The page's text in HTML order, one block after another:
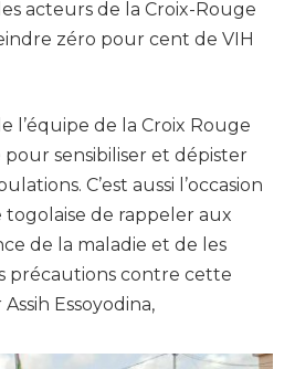
acteurs de la Croix-Rouge
zéro pour cent de VIH
l’équipe de la Croix Rouge
pour sensibiliser et dépister
C’est aussi l’occasion
de rappeler aux
de la maladie et de les
précautions contre cette
Essoyodina,